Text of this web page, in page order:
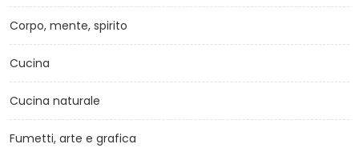
Corpo, mente, spirito
Cucina
Cucina naturale
Fumetti, arte e grafica